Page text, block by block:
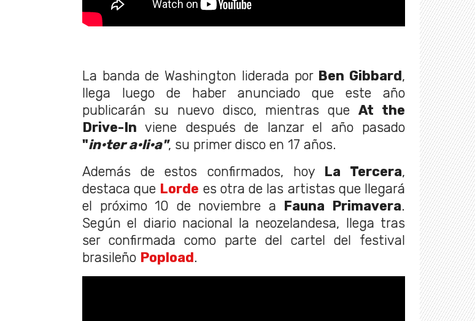
La banda de Washington liderada por Ben Gibbard,
llega luego de haber anunciado que este año
publicarán su nuevo disco, mientras que At the
Drive-In viene después de lanzar el año pasado
"in•ter a•li•a", su primer disco en 17 años.
Además de estos confirmados, hoy La Tercera,
destaca que Lorde es otra de las artistas que llegará
el próximo 10 de noviembre a Fauna Primavera.
Según el diario nacional la neozelandesa, llega tras
ser confirmada como parte del cartel del festival
brasileño Popload.